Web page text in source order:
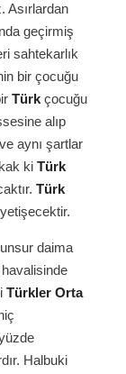
Asırlardan
geçirmiş
sahtekarlık
bir çocuğu
Türk çocuğu
alıp
aynı şartlar
ki Türk
Türk
daima
Türkler Orta
Halbuki